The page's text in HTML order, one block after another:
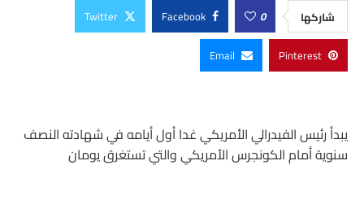
شاركها 0
Facebook
Twitter
Pinterest
Email
يبدأ رئيس الفيدرالي الأمريكي غدا أول أيامه في شهادته النصف
سنوية أمام الكونجرس الأمريكي والتي تستغرق يومان